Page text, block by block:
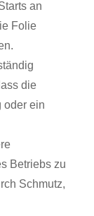
an
Folie
die
oder ein
Betriebs zu
Schmutz,